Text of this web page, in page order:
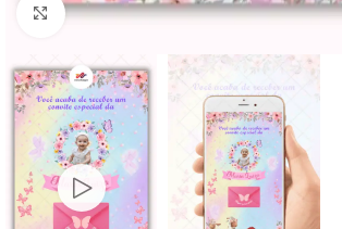
Clique para ampliar